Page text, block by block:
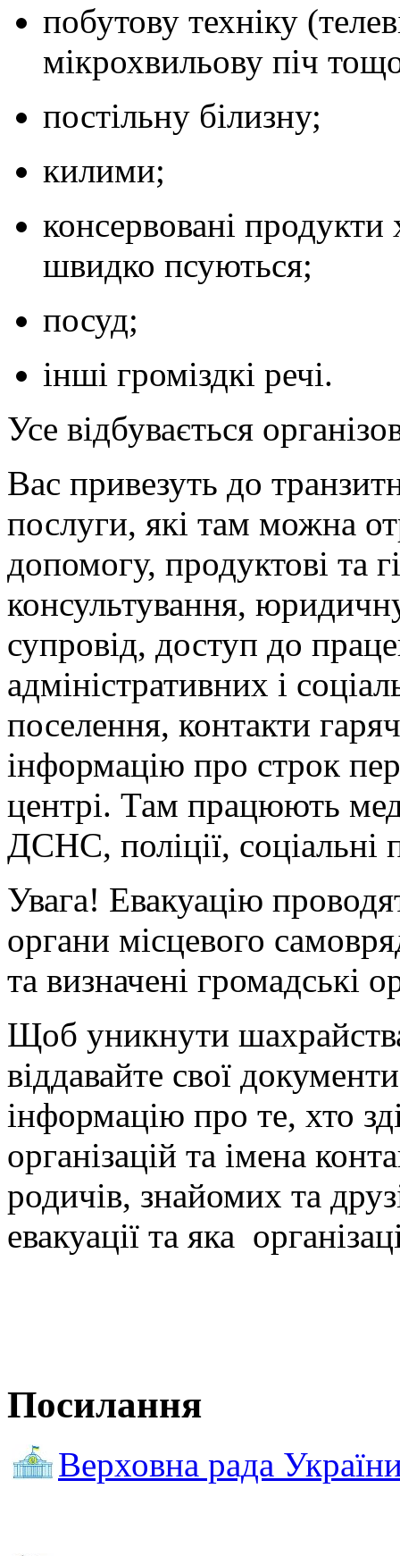
побутову техніку
мікрохвильову піч
постільну білизну;
килими;
консервовані
швидко псуються;
посуд;
інші громіздкі речі.
Усе відбувається
Вас привезуть до
послуги, які там можна
допомогу, продуктові та
консультування,
супровід, доступ до
адміністративних і
поселення, контакти
інформацію про строк
центрі. Там працюють
ДСНС, поліції,
Увага! Евакуацію
органи місцевого
та визначені громадські
Щоб уникнути
віддавайте свої
інформацію про те, хто
організацій та імена
родичів, знайомих та
евакуації та яка
Посилання
Верховна рада